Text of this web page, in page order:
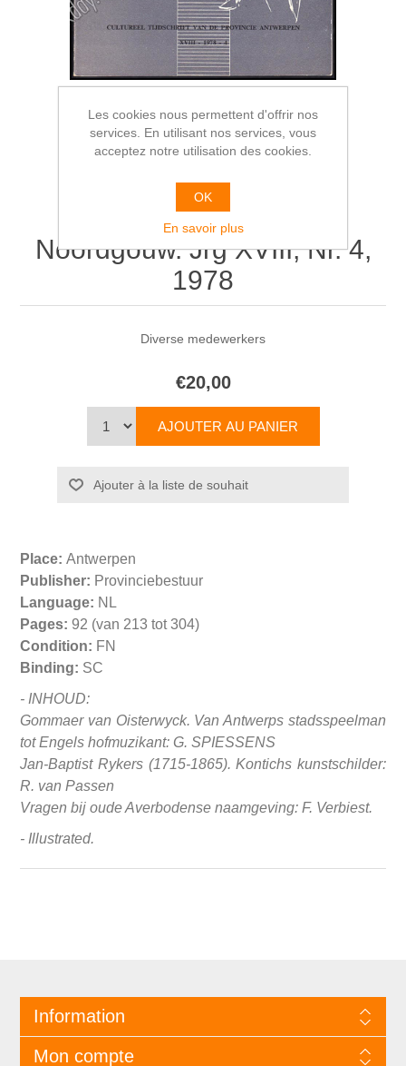
Noordgouw. Jrg XVIII, Nr. 4,
1978
Diverse medewerkers
€20,00
Place: Antwerpen
Publisher: Provinciebestuur
Language: NL
Pages: 92 (van 213 tot 304)
Condition: FN
Binding: SC
- INHOUD:
Gommaer van Oisterwyck. Van Antwerps stadsspeelman
tot Engels hofmuzikant: G. SPIESSENS
Jan-Baptist Rykers (1715-1865). Kontichs kunstschilder:
R. van Passen
Vragen bij oude Averbodense naamgeving: F. Verbiest.
- Illustrated.
Information
Mon compte
Les cookies nous permettent d'offrir nos
services. En utilisant nos services, vous
acceptez notre utilisation des cookies.
OK
En savoir plus